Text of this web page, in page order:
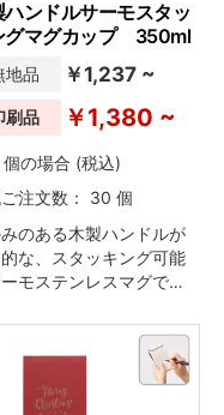
ハンドルサーモスタッ
グマグカップ 350ml
地品 ￥1,237 ~
刷品 ￥1,380 ~
の場合 (税込)
注文数： 30 個
のある木製ハンドルが
な、スタッキング可能
モステンレスマグで